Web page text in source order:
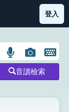
首索引表圖示
登入
語
言
搜
圖
片
搜
開
鍵
圖
音讀檢索